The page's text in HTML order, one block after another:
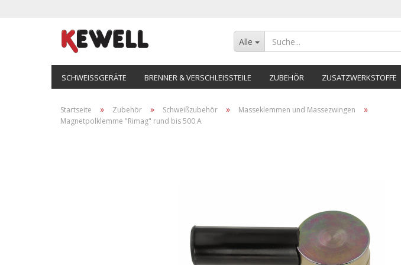
Alle
SCHWEISSGERÄTE BRENNER & VERSCHLEISSTEILE ZUBEHÖR ZUSATZWERKSTOFFE
Startseite » Zubehör » Schweißzubehör » Masseklemmen und Massezwingen »
Magnetpolklemme "Rimag" rund bis 500 A